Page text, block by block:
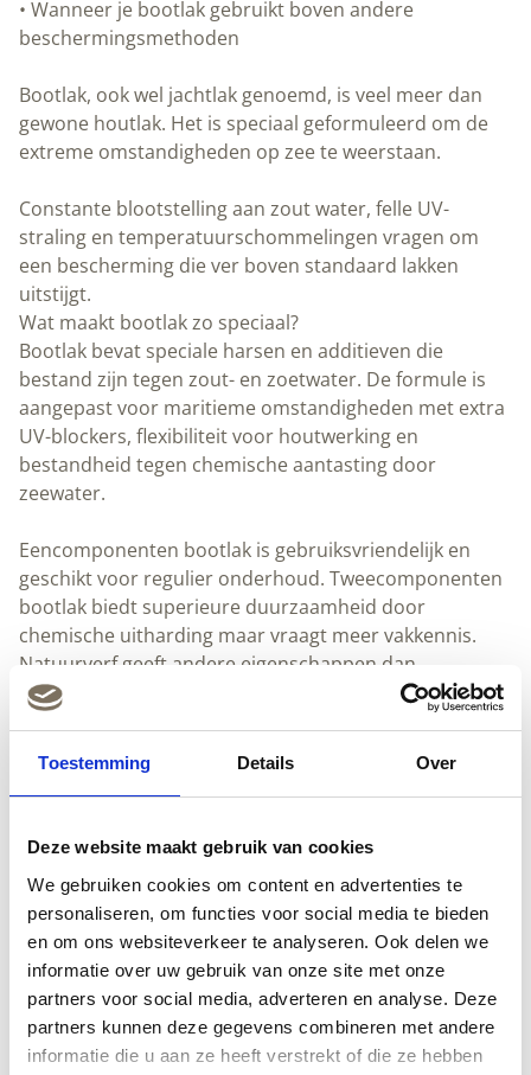
Toestemming Details Over
Deze website maakt gebruik van cookies
We gebruiken cookies om content en advertenties te
personaliseren, om functies voor social media te bieden
en om ons websiteverkeer te analyseren. Ook delen we
informatie over uw gebruik van onze site met onze
partners voor social media, adverteren en analyse. Deze
partners kunnen deze gegevens combineren met andere
informatie die u aan ze heeft verstrekt of die ze hebben
Bootlak, ook wel jachtlak genoemd, is veel meer dan gewone
omstandigheden op zee te weerstaan.
Constante blootstelling aan zout water, felle UV-straling en
boven standaard lakken uitstijgt.
Wat maakt bootlak zo speciaal?
Bootlak bevat speciale harsen en additieven die bestand zijn tegen
zout- en zoetwater. De formule is aangepast voor maritieme
omstandigheden met extra UV-blockers, flexibiliteit voor
houtwerking en bestandheid tegen chemische aantasting door
zeewater.
Eencomponenten bootlak is gebruiksvriendelijk en geschikt voor
regulier onderhoud. Tweecomponenten bootlak biedt superieure
duurzaamheid door chemische uitharding maar vraagt meer
synthetische bootlakken.
Eigenschappen van professionele bootlak
Bootlak onderscheidt zich door specifieke eigenschappen. UV-
bestendigheid voorkomt verkleuring en degradatie van het hout.
Zout- en zoetwaterbestendigheid beschermt tegen constante
vochtigheidsbelasting. Elasticiteit zorgt dat de laklaag
meebeweegt met het uitzetten van hout.
droogtijd betekent minder stilligtijd in de haven.
Kies bootlak wanneer maximale bescherming tegen water
noodzakelijk is. Voor boten die regelmatig worden gebruikt in
zout water is bootlak onmisbaar.Marine-lakken zijn speciaal
ontwikkeld voor deze extreme omstandigheden.
Voor binnenvaart en zoetwater volstaat soms
, maar
zeewater vraagt altijd om echte bootlak. De investering betaalt